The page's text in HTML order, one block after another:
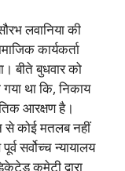
लवानिया की
कार्यकर्ता
बीते बुधवार को
था कि, निकाय
आरक्षण है।
से कोई मतलब नहीं
सर्वोच्च न्यायालय
कमेटी द्वारा